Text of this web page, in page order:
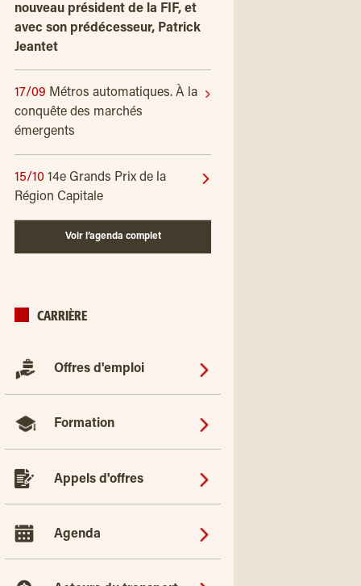
nouveau président de la FIF, et
avec son prédécesseur, Patrick
Jeantet
17/09 Métros automatiques. À la
conquête des marchés
émergents
15/10 14e Grands Prix de la
Région Capitale
Voir l’agenda complet
CARRIÈRE
Offres d'emploi
Formation
Appels d'offres
Agenda